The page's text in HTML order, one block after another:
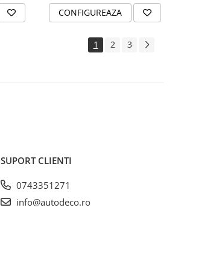
CONFIGUREAZA
1 2 3
SUPORT CLIENTI
0743351271
info@autodeco.ro